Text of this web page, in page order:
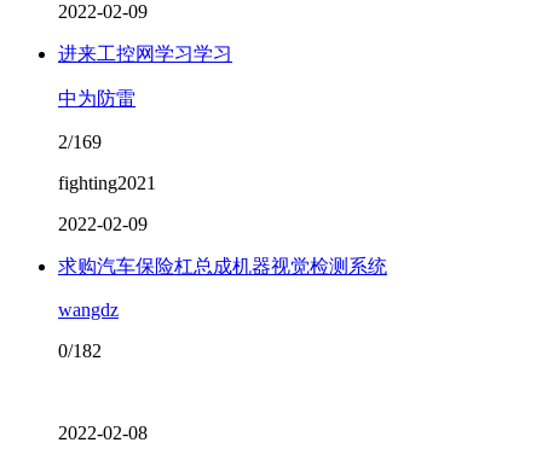
2022-02-09
进来工控网学习学习
中为防雷
2/169
fighting2021
2022-02-09
求购汽车保险杠总成机器视觉检测系统
wangdz
0/182
2022-02-08